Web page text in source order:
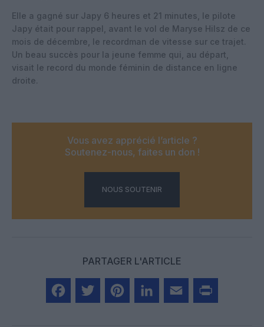
Elle a gagné sur Japy 6 heures et 21 minutes, le pilote
Japy était pour rappel, avant le vol de Maryse Hilsz de ce
mois de décembre, le recordman de vitesse sur ce trajet.
Un beau succès pour la jeune femme qui, au départ,
visait le record du monde féminin de distance en ligne
droite.
Vous avez apprécié l’article ?
Soutenez-nous, faites un don !
NOUS SOUTENIR
PARTAGER L'ARTICLE